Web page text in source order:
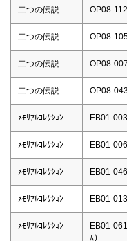
二つの伝説 OP08-
二つの伝説 OP08-
二つの伝説 OP08-
二つの伝説 OP08-
ﾒﾓﾘｱﾙｺﾚｸｼｮﾝ EB01-
ﾒﾓﾘｱﾙｺﾚｸｼｮﾝ EB01-
ﾒﾓﾘｱﾙｺﾚｸｼｮﾝ EB01-
ﾒﾓﾘｱﾙｺﾚｸｼｮﾝ EB01-
ﾒﾓﾘｱﾙｺﾚｸｼｮﾝ
EB01-
ﾑ）